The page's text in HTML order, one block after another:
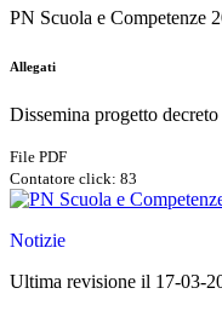
PN Scuola e Competenze
Allegati
Dissemina progetto
File PDF
Contatore click: 83
Notizie
Ultima revisione il 17-03-